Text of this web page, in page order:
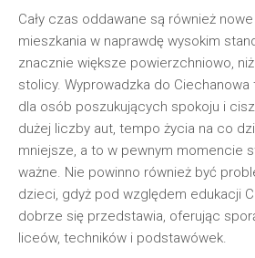
Cały czas oddawane są również
mieszkania w naprawdę wysokim
znacznie większe powierzchniowo,
stolicy. Wyprowadzka do
dla osób poszukujących spokoju i
dużej liczby aut, tempo życia na co
mniejsze, a to w pewnym momencie
ważne. Nie powinno również być
dzieci, gdyż pod względem edukacji
dobrze się przedstawia, oferując
liceów, techników i podstawówek.